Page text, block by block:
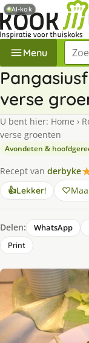
Menu
verse
U bent hier: Home ›
verse groenten
Avondeten &
Recept van derbyke
👍Lekker!
Delen: WhatsApp
Print
AI-kok